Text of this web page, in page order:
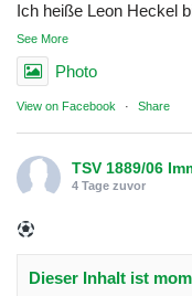
Ich heiße Leon Heckel
See More
Photo
View on Facebook · Share
TSV 1889/06
4 Tage zuvor
Dieser Inhalt ist